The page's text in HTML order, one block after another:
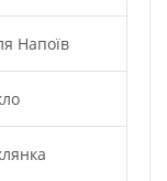
Напоїв